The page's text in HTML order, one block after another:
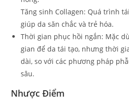
Tăng sinh Collagen: Quá trình
giúp da săn chắc và trẻ hóa.
Thời gian phục hồi ngắn: Mặc
gian để da tái tạo, nhưng thời
dài, so với các phương pháp
sâu.
Nhược Điểm